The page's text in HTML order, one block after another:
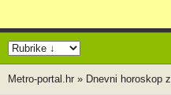
Metro-portal.hr » Dnevni horoskop